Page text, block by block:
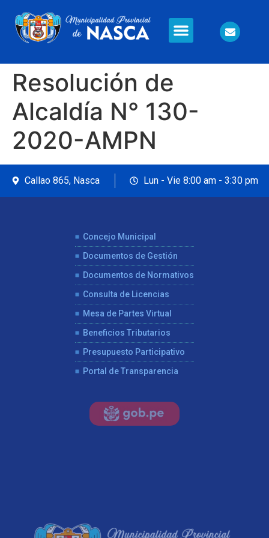
Resolución de
Alcaldía N° 130-
2020-AMPN
Callao 865, Nasca Lun - Vie 8:00 am - 3:30 pm
Concejo Municipal
Documentos de Gestión
Documentos de Normativos
Consulta de Licencias
Mesa de Partes Virtual
Beneficios Tributarios
Presupuesto Participativo
Portal de Transparencia